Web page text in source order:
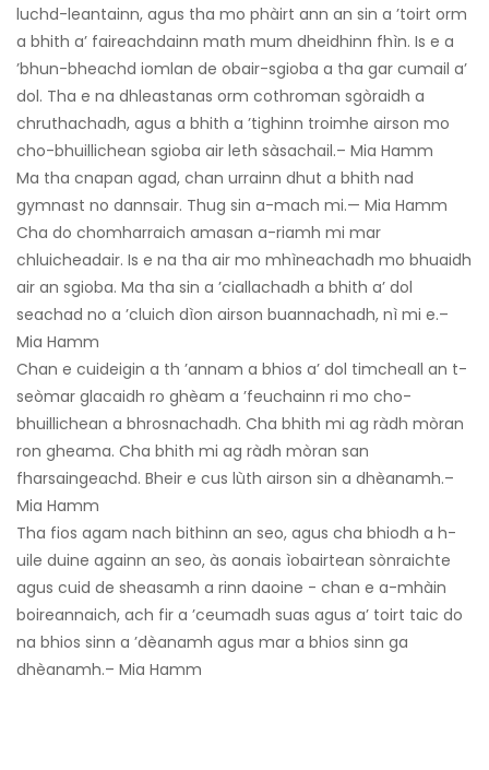
luchd-leantainn, agus tha mo phàirt ann an sin a ’toirt orm
a bhith a’ faireachdainn math mum dheidhinn fhìn. Is e a
’bhun-bheachd iomlan de obair-sgioba a tha gar cumail a’
dol. Tha e na dhleastanas orm cothroman sgòraidh a
chruthachadh, agus a bhith a ’tighinn troimhe airson mo
cho-bhuillichean sgioba air leth sàsachail.– Mia Hamm
Ma tha cnapan agad, chan urrainn dhut a bhith nad
gymnast no dannsair. Thug sin a-mach mi.— Mia Hamm
Cha do chomharraich amasan a-riamh mi mar
chluicheadair. Is e na tha air mo mhìneachadh mo bhuaidh
air an sgioba. Ma tha sin a ’ciallachadh a bhith a’ dol
seachad no a ’cluich dìon airson buannachadh, nì mi e.–
Mia Hamm
Chan e cuideigin a th ’annam a bhios a’ dol timcheall an t-
seòmar glacaidh ro ghèam a ’feuchainn ri mo cho-
bhuillichean a bhrosnachadh. Cha bhith mi ag ràdh mòran
ron gheama. Cha bhith mi ag ràdh mòran san
fharsaingeachd. Bheir e cus lùth airson sin a dhèanamh.–
Mia Hamm
Tha fios agam nach bithinn an seo, agus cha bhiodh a h-
uile duine againn an seo, às aonais ìobairtean sònraichte
agus cuid de sheasamh a rinn daoine - chan e a-mhàin
boireannaich, ach fir a ’ceumadh suas agus a’ toirt taic do
na bhios sinn a ’dèanamh agus mar a bhios sinn ga
dhèanamh.– Mia Hamm